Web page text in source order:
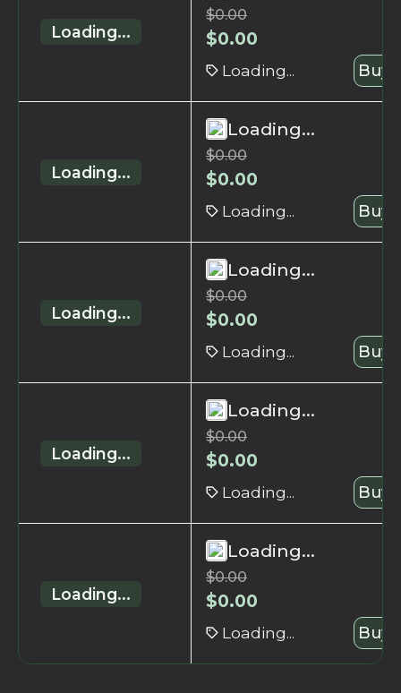
Loading...
$0.00
$0.00
Loading... Buy
Loading...
Loading...
$0.00
$0.00
Loading... Buy
Loading...
Loading...
$0.00
$0.00
Loading... Buy
Loading...
Loading...
$0.00
$0.00
Loading... Buy
Loading...
Loading...
$0.00
$0.00
Loading... Buy